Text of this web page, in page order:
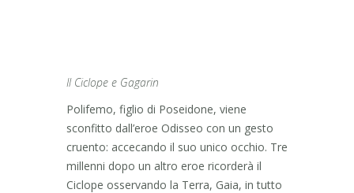
Il Ciclope e Gagarin
Polifemo, figlio di Poseidone, viene
sconfitto dall’eroe Odisseo con un gesto
cruento: accecando il suo unico occhio. Tre
millenni dopo un altro eroe ricorderà il
Ciclope osservando la Terra, Gaia, in tutto